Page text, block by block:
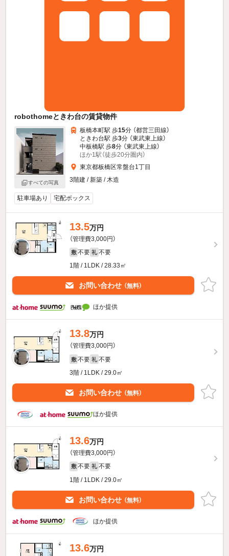
robothomeときわ台の賃貸物件
すべての写真
板橋本町駅 歩15分 （都営三田線）
ときわ台駅 歩3分 （東武東上線）
中板橋駅 歩8分 （東武東上線）
ほか1駅（徒歩20分圏内）
東京都板橋区常盤台1丁目
3階建 / 新築 / 木造
駐車場あり 宅配ボックス
13.5万円
（管理費3,000円）
敷 不要 礼 不要
1階 / 1LDK / 28.33㎡
お問い合わせ （無料）
ほか提供
13.8万円
（管理費3,000円）
敷 不要 礼 不要
3階 / 1LDK / 29.0㎡
お問い合わせ （無料）
ほか提供
13.6万円
（管理費3,000円）
敷 不要 礼 不要
1階 / 1LDK / 29.0㎡
お問い合わせ （無料）
ほか提供
13.6万円